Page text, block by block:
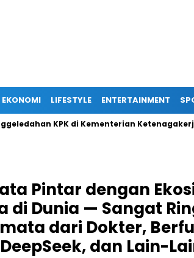
EKONOMI LIFESTYLE ENTERTAINMENT
KPK di Kementerian Ketenagakerjaan:
Pintar dengan
di Dunia — Sangat
dari Dokter,
dan Lain-